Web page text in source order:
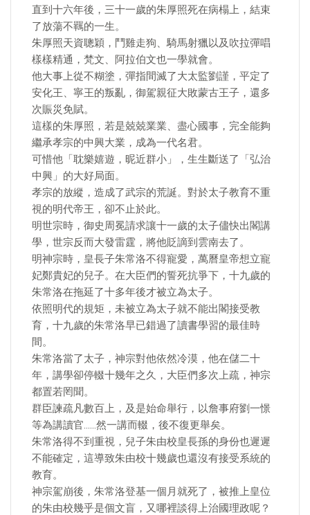
直到十六年後，三十一歲的朱厚照死在病榻上，結束
了放蕩不羈的一生。
朱厚照天資聰穎，鬥雞走狗、騎馬射獵以及吹拉彈唱
樣樣精通，梵文、阿拉伯文也一學就會。
他大事上從不糊塗，彈指間滅了大太監劉謹，平定了
安化王、寧王的叛亂，御駕親征大敗蒙古王子，還多
次賑災免賦。
這樣的朱厚照，若是兢兢業業、盡心國事，完全能夠
繼承孝宗的中興大業，成為一代名君。
可惜他「耽樂嬉遊，昵近群小」，生生斷送了「弘治
中興」的大好局面。
孝宗的放縱，造成了武宗的荒誕。對於太子教育不重
視的明代帝王，卻不止於此。
明世宗時，御史周冕請求讓十一歲的太子儘快出閣講
學，世宗反而大發雷霆，將他貶謫到雲南去了。
明神宗時，皇長子朱常洛不得寵愛，萬曆皇帝想立寵
妃鄭貴妃的兒子。在大臣們的誓死抗爭下，十九歲的
朱常洛在拖延了十多年後才被立為太子。
依照明代的規矩，未被立為太子就不能出閣接受教
育，十九歲的朱常洛早已錯過了讀書學習的最佳時
間。
朱常洛當了太子，神宗對他依然冷漠，他在儲二十
年，講學卻停輟十幾年之久，大臣們多次上疏，神宗
都置若罔聞。
群臣諫疏凡數百上，及是始命舉行，以詹事府劉一憬
等為講讀官……然一講而輟，後不復更舉矣。
朱常洛得不到重視，兒子朱由校皇長孫的身份也遲遲
不能確定，這導致朱由校十幾歲也還沒有接受系統的
教育。
神宗駕崩後，朱常洛登基一個月就死了，被推上皇位
的朱由校幾乎是個文盲，又哪裡談得上治國理政呢？